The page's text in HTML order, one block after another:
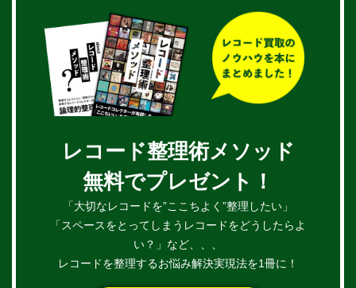
レコード整理術メソッド
無料でプレゼント！
「大切なレコードを”ここちよく”整理したい」
「スペースをとってしまうレコードをどうしたらよ
い？」など、、、
レコードを整理するお悩み解決実現法を1冊に！